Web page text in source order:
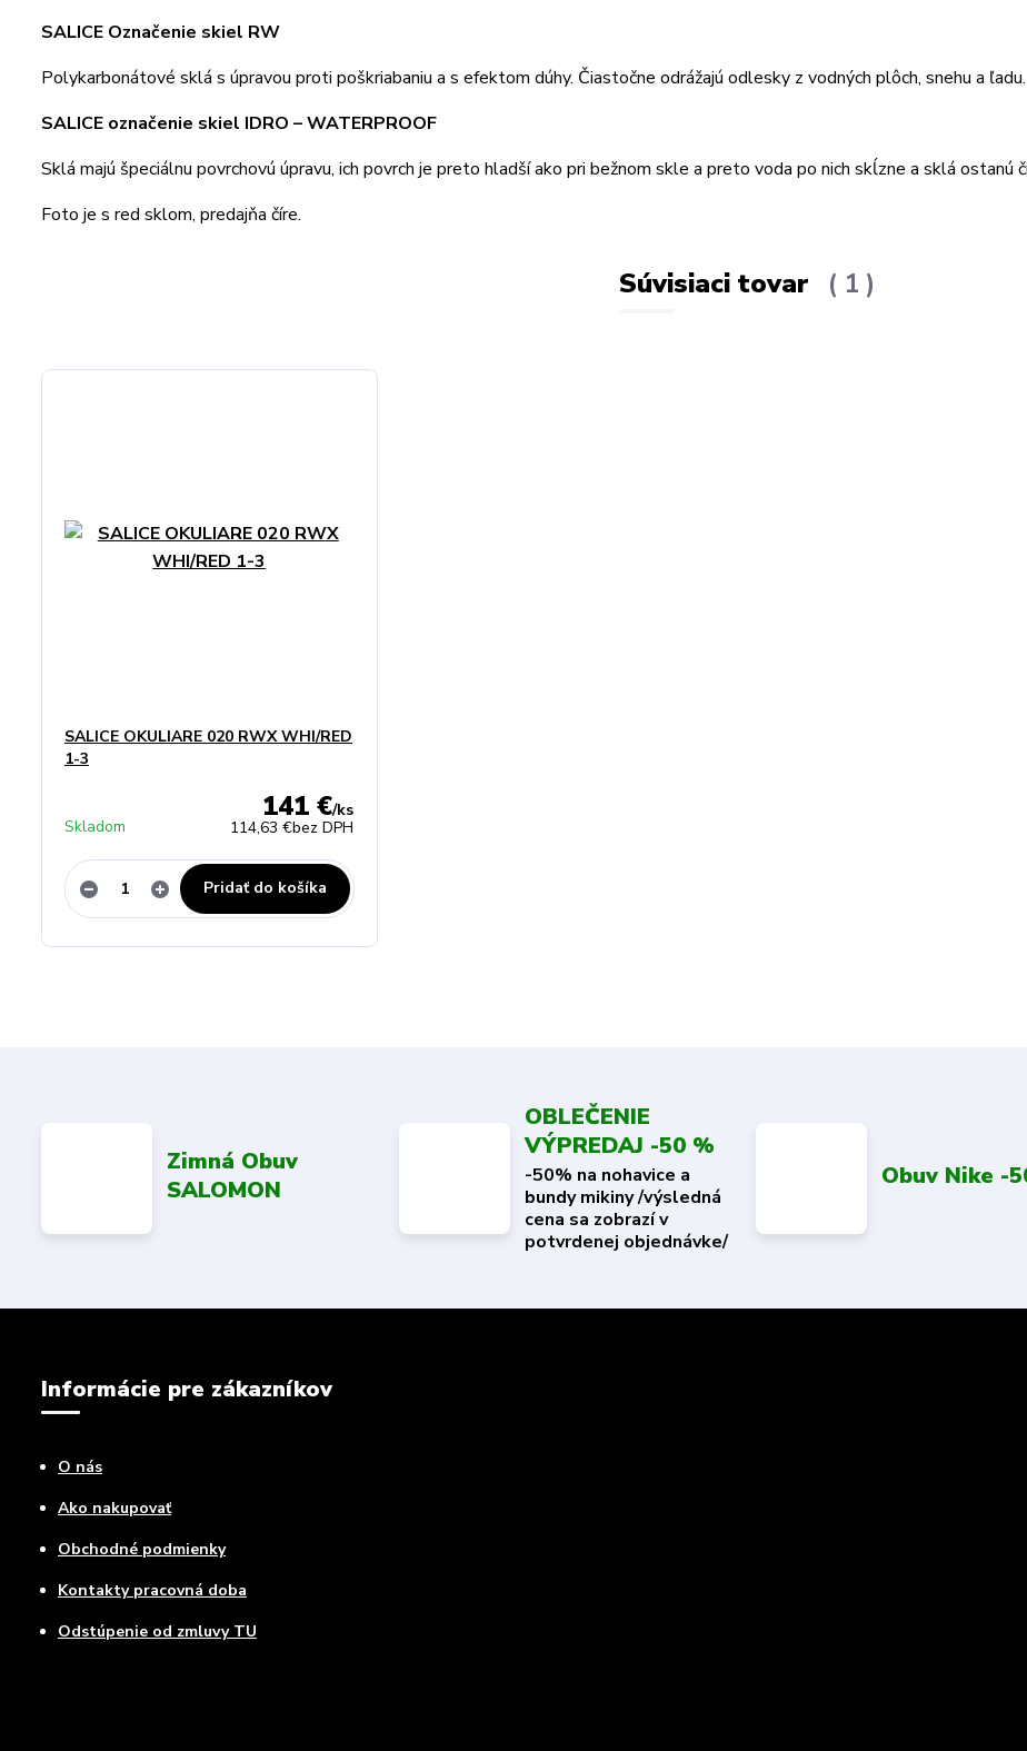
SALICE Označenie skiel RW
Polykarbonátové sklá s úpravou proti poškriabaniu a s efektom dúhy. Čiastočne odrážajú odlesky z vodných plôch, snehu a ľadu.
SALICE označenie skiel IDRO – WATERPROOF
Sklá majú špeciálnu povrchovú úpravu, ich povrch je preto hladší ako pri bežnom skle a preto voda po nich skĺzne a sklá ostanú
Foto je s red sklom, predajňa číre.
Súvisiaci tovar 1
SALICE OKULIARE 020 RWX WHI/RED
1-3
141 €/ks
114,63 €bez DPH
Skladom
Pridať do košíka
Zimná Obuv
SALOMON
OBLEČENIE
VÝPREDAJ -50 %
-50% na nohavice a
bundy mikiny /výsledná
cena sa zobrazí v
potvrdenej objednávke/
Obuv Nike -
Informácie pre zákazníkov
O nás
Ako nakupovať
Obchodné podmienky
Kontakty pracovná doba
Odstúpenie od zmluvy TU